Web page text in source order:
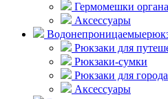
Гермомешки
Аксессуары
Водонепроницаемые
Рюкзаки для
Рюкзаки-сумки
Рюкзаки для города
Аксессуары